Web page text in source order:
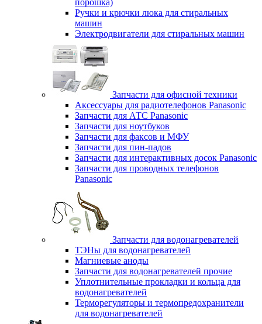
порошка)
Ручки и крючки люка для стиральных
машин
Электродвигатели для стиральных машин
Запчасти для офисной техники
Аксессуары для радиотелефонов Panasonic
Запчасти для АТС Panasonic
Запчасти для ноутбуков
Запчасти для факсов и МФУ
Запчасти для пин-падов
Запчасти для интерактивных досок Panasonic
Запчасти для проводных телефонов
Panasonic
Запчасти для водонагревателей
ТЭНы для водонагревателей
Магниевые аноды
Запчасти для водонагревателей прочие
Уплотнительные прокладки и кольца для
водонагревателей
Терморегуляторы и термопредохранители
для водонагревателей